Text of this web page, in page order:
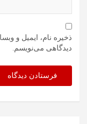
ذخیره نام، ایمیل و
دیدگاهی می‌نویسم.